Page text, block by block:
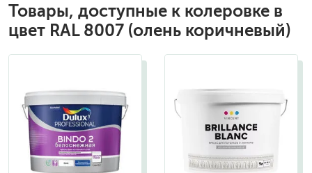
Товары, доступные к колеровке в
цвет RAL 8007 (олень коричневый)